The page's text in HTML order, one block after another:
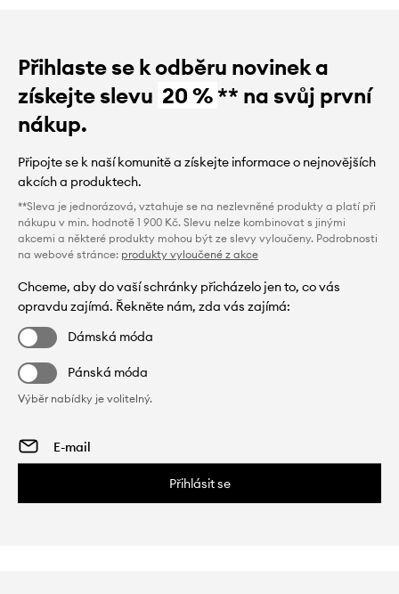
Přihlaste se k odběru novinek a
získejte slevu 20 %** na svůj první
nákup.
Připojte se k naší komunitě a získejte informace o nejnovějších
akcích a produktech.
**Sleva je jednorázová, vztahuje se na nezlevněné produkty a platí při
nákupu v min. hodnotě 1 900 Kč. Slevu nelze kombinovat s jinými
akcemi a některé produkty mohou být ze slevy vyloučeny. Podrobnosti
na webové stránce: produkty vyloučené z akce
Chceme, aby do vaší schránky přicházelo jen to, co vás
opravdu zajímá. Řekněte nám, zda vás zajímá:
Dámská móda
Pánská móda
Výběr nabídky je volitelný.
Přihlásit se